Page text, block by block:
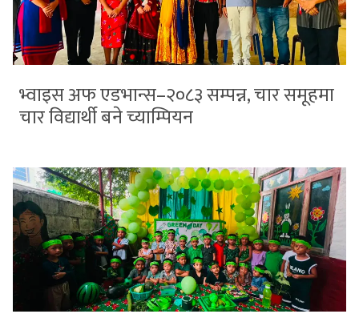
भ्वाइस अफ एडभान्स–२०८३ सम्पन्न, चार समूहमा
चार विद्यार्थी बने च्याम्पियन